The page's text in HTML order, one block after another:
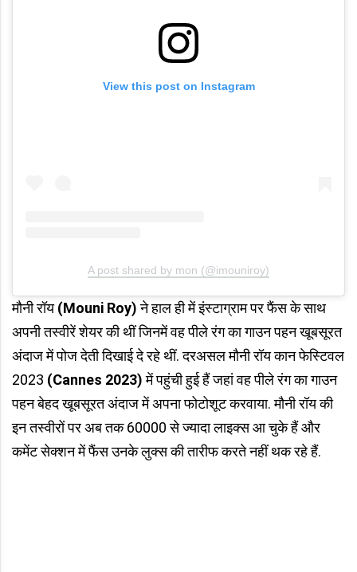
View this post on Instagram
A post shared by mon (@imouniroy)
मौनी रॉय(Mouni Roy)ने हाल ही में इंस्टाग्राम पर फैंस के साथ
अपनी तस्वीरें शेयर की थीं जिनमें वह पीले रंग का गाउन पहन खूबसूरत
अंदाज में पोज देती दिखाई दे रहे थीं. दरअसल मौनी रॉय कान फेस्टिवल
2023 (Cannes 2023)में पहुंची हुई हैं जहां वह पीले रंग का गाउन
पहन बेहद खूबसूरत अंदाज में अपना फोटोशूट करवाया. मौनी रॉय की
इन तस्वीरों पर अब तक 60000 से ज्यादा लाइक्स आ चुके हैं और
कमेंट सेक्शन में फैंस उनके लुक्स की तारीफ करते नहीं थक रहे हैं.